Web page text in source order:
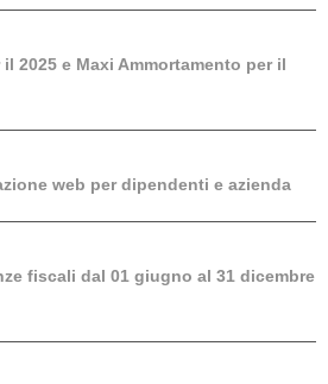
2025 e Maxi Ammortamento per il
web per dipendenti e azienda
fiscali dal 01 giugno al 31 dicembre